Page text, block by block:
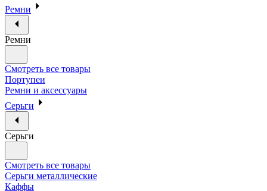
Ремни
Ремни
Смотреть все товары
Портупеи
Ремни и аксессуары
Серьги
Серьги
Смотреть все товары
Серьги металлические
Каффы